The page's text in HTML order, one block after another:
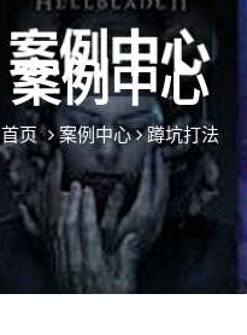
案例中心
首页 案例中心 蹲坑打法